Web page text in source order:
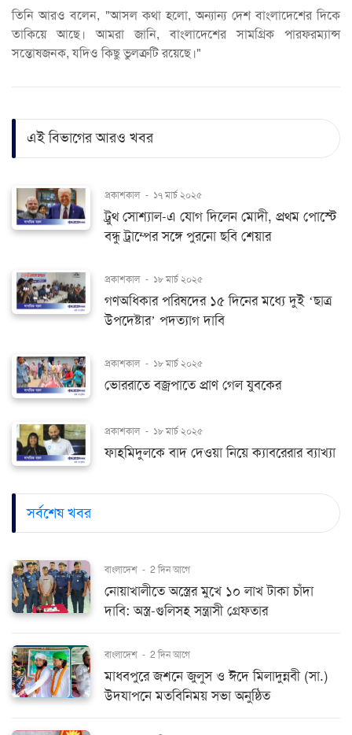
তিনি আরও বলেন, "আসল কথা হলো, অন্যান্য দেশ বাংলাদেশের দিকে
তাকিয়ে আছে। আমরা জানি, বাংলাদেশের সামগ্রিক পারফরম্যান্স
সন্তোষজনক, যদিও কিছু ভুলত্রুটি রয়েছে।"
এই বিভাগের আরও খবর
প্রকাশকাল - ১৭ মার্চ ২০২৫
ট্রুথ সোশ্যাল-এ যোগ দিলেন মোদী, প্রথম পোস্টে
বন্ধু ট্রাম্পের সঙ্গে পুরনো ছবি শেয়ার
প্রকাশকাল - ১৮ মার্চ ২০২৫
গণঅধিকার পরিষদের ১৫ দিনের মধ্যে দুই ‘ছাত্র
উপদেষ্টার’ পদত্যাগ দাবি
প্রকাশকাল - ১৮ মার্চ ২০২৫
ভোররাতে বজ্রপাতে প্রাণ গেল যুবকের
প্রকাশকাল - ১৮ মার্চ ২০২৫
ফাহমিদুলকে বাদ দেওয়া নিয়ে ক্যাবরেরার ব্যাখ্যা
সর্বশেষ খবর
বাংলাদেশ - 2 দিন আগে
নোয়াখালীতে অস্ত্রের মুখে ১০ লাখ টাকা চাঁদা
দাবি: অস্ত্র-গুলিসহ সন্ত্রাসী গ্রেফতার
বাংলাদেশ - 2 দিন আগে
মাধবপুরে জশনে জুলুস ও ঈদে মিলাদুন্নবী (সা.)
উদযাপনে মতবিনিময় সভা অনুষ্ঠিত